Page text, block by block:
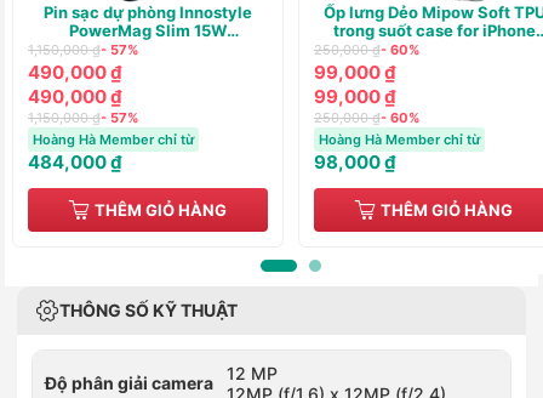
Pin sạc dự phòng Innostyle
PowerMag Slim 15W
(WIRELESS) PD/QC3.0 20W
10000m
1,150,000 ₫- 57%
490,000 ₫
490,000 ₫
1,150,000 ₫- 57%
Hoàng Hà Member chỉ từ
484,000 ₫
THÊM GIỎ HÀNG
Ốp lưng Dẻo Mipow Soft
trong suốt case for iPhone
13/14
250,000 ₫- 60%
99,000 ₫
99,000 ₫
250,000 ₫- 60%
Hoàng Hà Member chỉ từ
98,000 ₫
THÊM GIỎ HÀNG
THÔNG SỐ KỸ THUẬT
Độ phân giải camera
12 MP
12MP (f/1.6) x 12MP (f/2.4)